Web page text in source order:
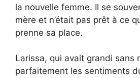
la nouvelle femme. Il se
mère et n’était pas prêt à ce
prenne sa place.
Larissa, qui avait grandi sans
parfaitement les sentiments